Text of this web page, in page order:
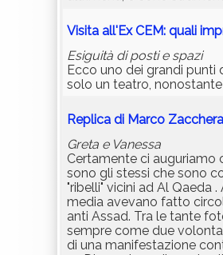
Visita all'Ex CEM: quali
Esiguità di posti e spazi
Ecco uno dei grandi
solo un teatro,
Replica di Marco
Greta e Vanessa
Certamente ci auguriamo
sono gli stessi che sono
"ribelli" vicini ad Al Qaeda
media avevano fatto
anti Assad. Tra le tante
sempre come due
di una manifestazione